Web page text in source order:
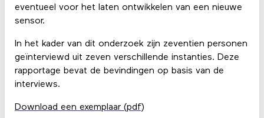
eventueel voor het laten ontwikkelen van een nieuwe
sensor.
In het kader van dit onderzoek zijn zeventien personen
geïnterviewd uit zeven verschillende instanties. Deze
rapportage bevat de bevindingen op basis van de
interviews.
Download een exemplaar (pdf)